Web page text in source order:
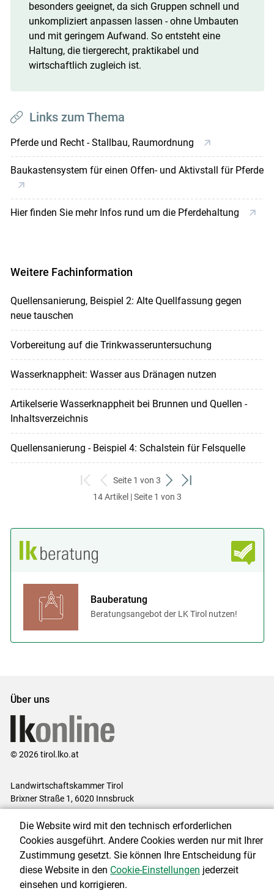
besonders geeignet, da sich Gruppen schnell und
unkompliziert anpassen lassen - ohne Umbauten
und mit geringem Aufwand. So entsteht eine
Haltung, die tiergerecht, praktikabel und
wirtschaftlich zugleich ist.
Links zum Thema
Pferde und Recht - Stallbau, Raumordnung
Baukastensystem für einen Offen- und Aktivstall für Pferde
Hier finden Sie mehr Infos rund um die Pferdehaltung
Weitere Fachinformation
Quellensanierung, Beispiel 2: Alte Quellfassung gegen
neue tauschen
Vorbereitung auf die Trinkwasseruntersuchung
Wasserknappheit: Wasser aus Dränagen nutzen
Artikelserie Wasserknappheit bei Brunnen und Quellen -
Inhaltsverzeichnis
Quellensanierung - Beispiel 4: Schalstein für Felsquelle
zum
ersten
zurück
zum
Seite 1 von 3
weiter
zum
zum
14 Artikel | Seite 1 von 3
Bauberatung
Beratungsangebot der LK Tirol nutzen!
Über uns
© 2026 tirol.lko.at
Landwirtschaftskammer Tirol
Brixner Straße 1, 6020 Innsbruck
Telefon: +43 5 92 92-0
E-Mail: office@lk-tirol.at
Impressum|Kontakt|Datenschutzerklärung |Barrierefreiheit|
Cookie-Einstellungen
Die Website wird mit den technisch erforderlichen
Cookies ausgeführt. Andere Cookies werden nur mit Ihrer
Zustimmung gesetzt. Sie können Ihre Entscheidung für
diese Website in den Cookie-Einstellungen jederzeit
einsehen und korrigieren.